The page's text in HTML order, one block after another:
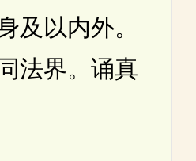
及以内外。
法界。诵真